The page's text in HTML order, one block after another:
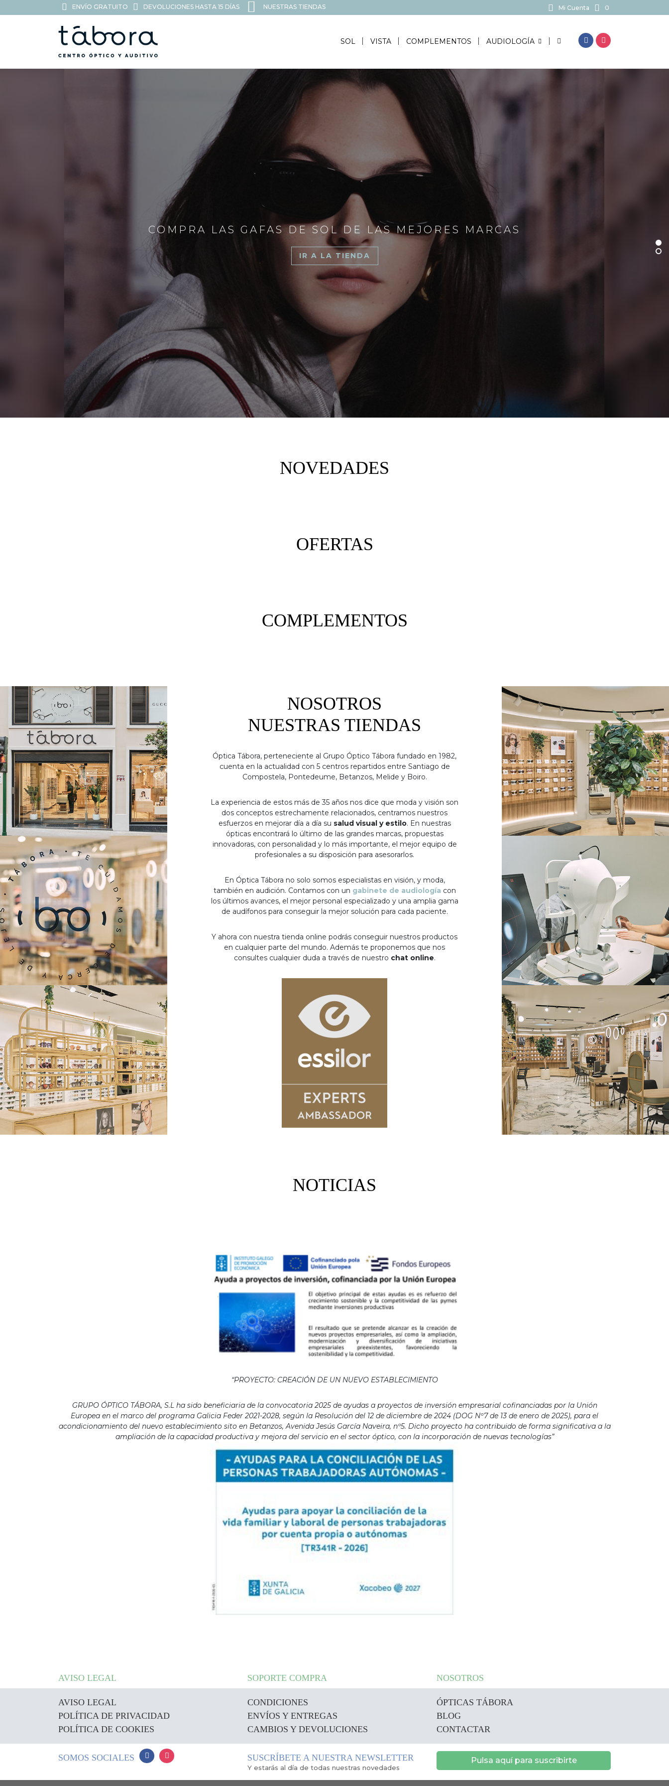
ENVÍO GRATUITO DEVOLUCIONES HASTA 15 DÍAS NUESTRAS TIENDAS Mi Cuenta 0
SOL VISTA COMPLEMENTOS AUDIOLOGÍA BUSCAR...
COMPRA LAS GAFAS DE SOL DE LAS MEJORES MARCAS
IR A LA TIENDA
NOVEDADES
OFERTAS
COMPLEMENTOS
NOSOTROS
NUESTRAS TIENDAS
Óptica Tábora, perteneciente al Grupo Óptico Tábora fundado en 1982,
cuenta en la actualidad con 5 centros repartidos entre Santiago de
Compostela, Pontedeume, Betanzos, Melide y Boiro.
La experiencia de estos más de 35 años nos dice que moda y visión son
dos conceptos estrechamente relacionados, centramos nuestros
esfuerzos en mejorar día a día su salud visual y estilo. En nuestras
ópticas encontrará lo último de las grandes marcas, propuestas
innovadoras, con personalidad y lo más importante, el mejor equipo de
profesionales a su disposición para asesorarlos.
En Óptica Tábora no solo somos especialistas en visión, y moda,
también en audición. Contamos con un gabinete de audiología con
los últimos avances, el mejor personal especializado y una amplia gama
de audífonos para conseguir la mejor solución para cada paciente.
Y ahora con nuestra tienda online podrás conseguir nuestros productos
en cualquier parte del mundo. Además te proponemos que nos
consultes cualquier duda a través de nuestro chat online.
NOTICIAS
“PROYECTO: CREACIÓN DE UN NUEVO ESTABLECIMIENTO
GRUPO ÓPTICO TÁBORA, S.L ha sido beneficiaria de la convocatoria 2025 de ayudas a proyectos de inversión empresarial cofinanciadas por la Unión
Europea en el marco del programa Galicia Feder 2021-2028, según la Resolución del 12 de diciembre de 2024 (DOG Nº7 de 13 de enero de 2025), para el
acondicionamiento del nuevo establecimiento sito en Betanzos, Avenida Jesús García Naveira, nº5. Dicho proyecto ha contribuido de forma significativa a la
ampliación de la capacidad productiva y mejora del servicio en el sector óptico, con la incorporación de nuevas tecnologías”
AVISO LEGAL SOPORTE COMPRA NOSOTROS
AVISO LEGAL
POLÍTICA DE PRIVACIDAD
POLÍTICA DE COOKIES
CONDICIONES
ENVÍOS Y ENTREGAS
CAMBIOS Y DEVOLUCIONES
ÓPTICAS TÁBORA
BLOG
CONTACTAR
SOMOS SOCIALES SUSCRÍBETE A NUESTRA NEWSLETTER
Y estarás al día de todas nuestras novedades
Pulsa aquí para suscribirte